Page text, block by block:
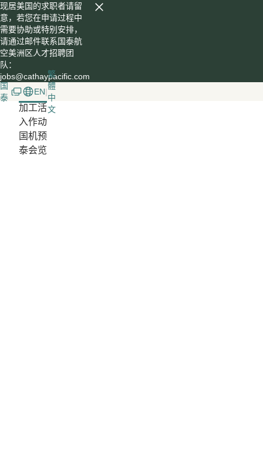
现居美国的求职者请留
意，若您在申请过程中
需要协助或特别安排，
请通过邮件联系国泰航
空美洲区人才招聘团
队：
jobs@cathaypacific.com
国
泰
EN|
繁
體
中
文
加
入
国
泰
工
作
机
会
活
动
预
览